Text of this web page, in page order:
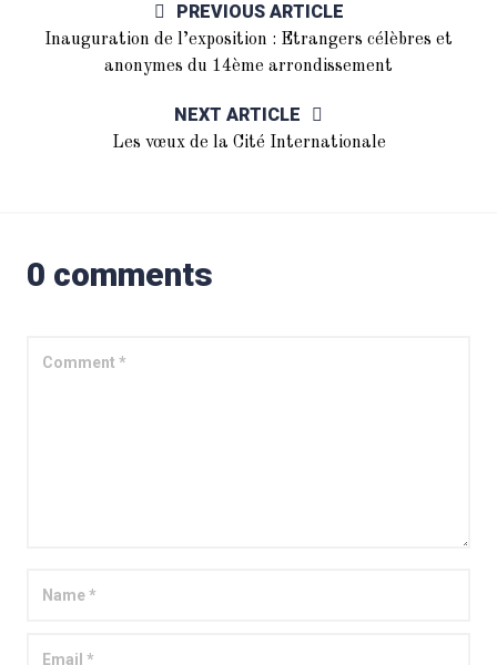
PREVIOUS ARTICLE
Inauguration de l’exposition : Etrangers célèbres et
anonymes du 14ème arrondissement
NEXT ARTICLE
Les vœux de la Cité Internationale
0 comments